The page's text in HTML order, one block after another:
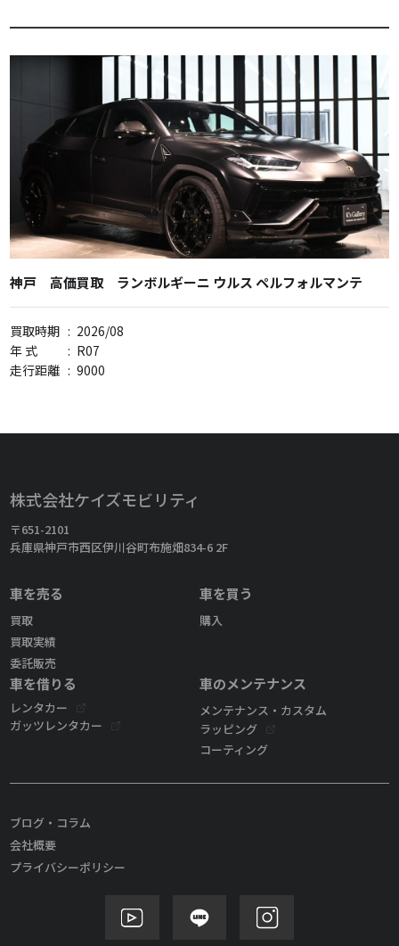
神戸 高価買取 ランボルギーニ ウルス ペルフォルマンテ
買取時期 : 2026/08
年 式
: R07
走行距離 : 9000
株式会社ケイズモビリティ
〒651-2101
兵庫県神戸市西区伊川谷町布施畑834-6 2F
車を売る
買取
買取実績
委託販売
車を買う
購入
車を借りる
レンタカー
ガッツレンタカー
車のメンテナンス
メンテナンス・カスタム
ラッピング
コーティング
ブログ・コラム
会社概要
プライバシーポリシー